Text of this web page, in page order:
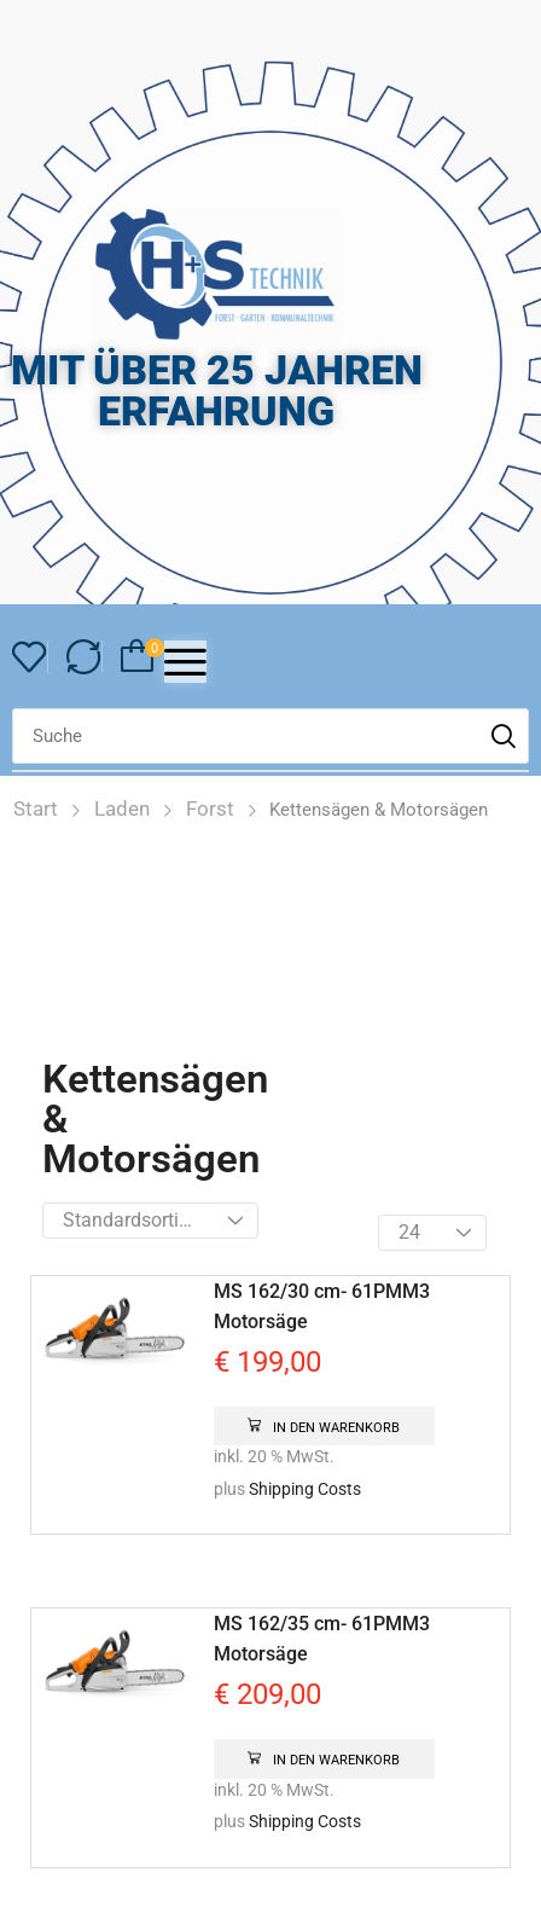
MIT ÜBER 25 JAHREN
ERFAHRUNG
0
Start Laden Forst Kettensägen & Motorsägen
Kettensägen
&
Motorsägen
MS 162/30 cm- 61PMM3
Motorsäge
€199,00
IN DEN WARENKORB
inkl. 20 % MwSt.
plusShipping Costs
MS 162/35 cm- 61PMM3
Motorsäge
€209,00
IN DEN WARENKORB
inkl. 20 % MwSt.
plusShipping Costs